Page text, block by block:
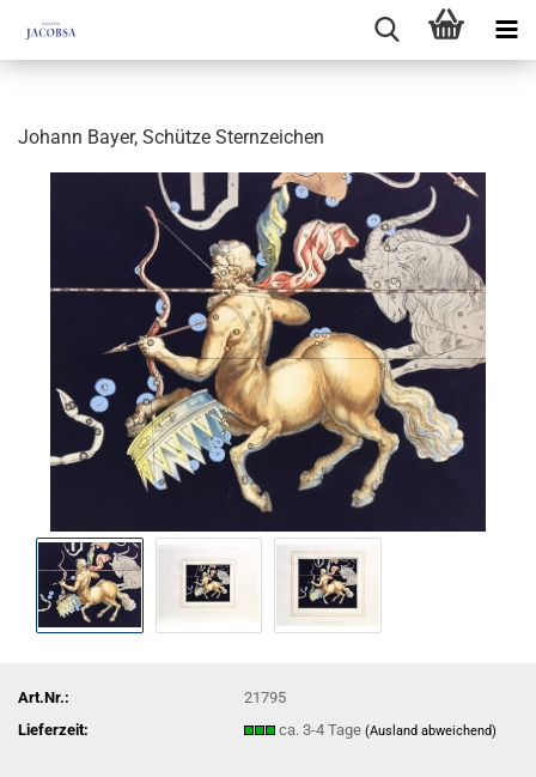
Johann Bayer, Schütze Sternzeichen
Art.Nr.:
21795
Lieferzeit:
ca. 3-4 Tage(Ausland abweichend)